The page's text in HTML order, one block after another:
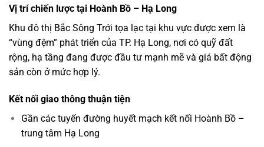
Vị trí chiến lược tại Hoành Bồ – Hạ Long
Khu đô thị Bắc Sông Trới tọa lạc tại khu vực được xem là
“vùng đệm” phát triển của TP. Hạ Long, nơi có quỹ đất
rộng, hạ tầng đang được đầu tư mạnh mẽ và giá bất động
sản còn ở mức hợp lý.
Kết nối giao thông thuận tiện
Gần các tuyến đường huyết mạch kết nối Hoành Bồ –
trung tâm Hạ Long